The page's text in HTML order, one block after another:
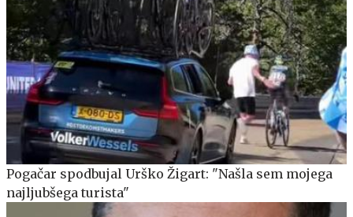
Pogačar spodbujal Urško Žigart: "Našla sem mojega
najljubšega turista"